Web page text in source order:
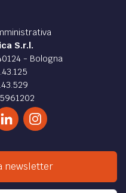
S.r.l.
- Bologna
newsletter